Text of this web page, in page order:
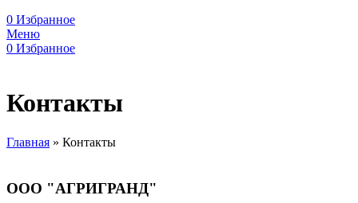
0 Избранное
Меню
0 Избранное
Контакты
Главная » Контакты
ООО "АГРИГРАНД"